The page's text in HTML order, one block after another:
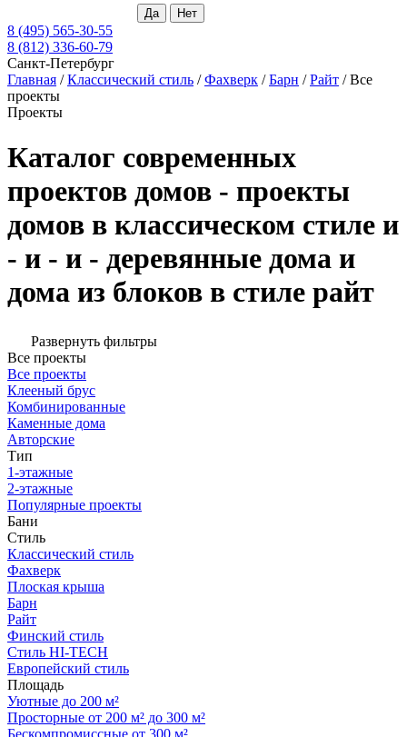
8 (495) 565-30-55
8 (812) 336-60-79
Санкт-Петербург
Главная /Классический стиль /Фахверк /Барн /Райт /Все
проекты
Проекты
Каталог современных
проектов домов - проекты
домов в классическом стиле и
- и - и - деревянные дома и
дома из блоков в стиле райт
Развернуть фильтры
Все проекты
Все проекты
Клееный брус
Комбинированные
Каменные дома
Авторские
Тип
1-этажные
2-этажные
Популярные проекты
Бани
Стиль
Классический стиль
Фахверк
Плоская крыша
Барн
Райт
Финский стиль
Стиль HI-TECH
Европейский стиль
Площадь
Уютные до 200 м²
Просторные от 200 м² до 300 м²